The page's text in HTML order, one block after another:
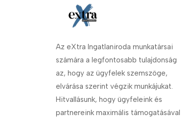
Az eXtra Ingatlaniroda munkatársai
számára a legfontosabb tulajdonság
az, hogy az ügyfelek szemszöge,
elvárása szerint végzik munkájukat.
Hitvallásunk, hogy ügyfeleink és
partnereink maximális támogatásával